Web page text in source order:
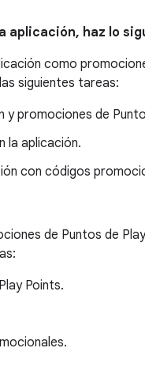
aplicación, haz lo
como
siguientes tareas:
promociones de
la aplicación.
con códigos
de Puntos de
Points.